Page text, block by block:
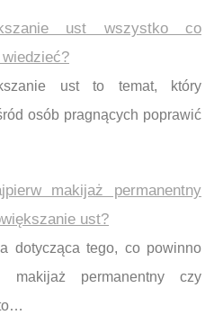
ust wszystko co
ust to temat, który
osób pragnących poprawić
makijaż permanentny
ust?
dotycząca tego, co powinno
makijaż permanentny czy